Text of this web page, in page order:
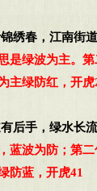
绣春，江南街
是绿波为主。
主绿防红，开虎
后手，绿水长
蓝波为防；第二
防蓝，开虎41